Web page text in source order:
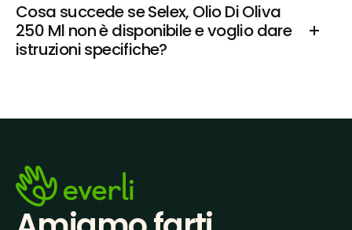
Cosa succede se Selex, Olio Di Oliva
250 Ml non è disponibile e voglio dare
istruzioni specifiche?